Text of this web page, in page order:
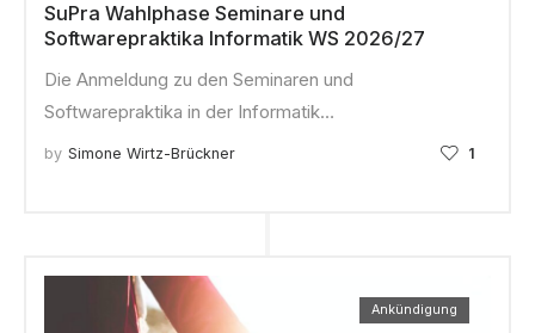
SuPra Wahlphase Seminare und
Softwarepraktika Informatik WS 2026/27
Die Anmeldung zu den Seminaren und
Softwarepraktika in der Informatik…
by Simone Wirtz-Brückner 1
Ankündigung